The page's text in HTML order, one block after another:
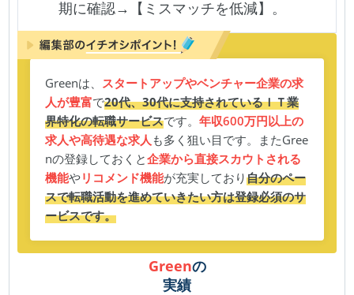
期に確認→【ミスマッチを低減】。
Greenは、 スタートアップやベンチャー企業の求
人が豊富で20代、30代に支持されているＩＴ業
界特化の転職サービスです。年収600万円以上の
求人や高待遇な求人 も多く狙い目です。またGree
nの登録しておくと企業から直接スカウトされる
機能やリコメンド機能が充実しており自分のペー
スで転職活動を進めていきたい方は登録必須のサ
ービスです。
Greenの
実績